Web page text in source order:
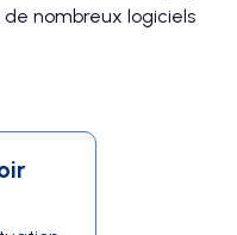
nombreux logiciels